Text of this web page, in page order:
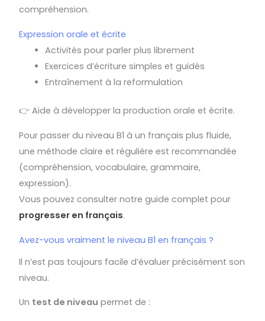
compréhension.
Expression orale et écrite
Activités pour parler plus librement
Exercices d’écriture simples et guidés
Entraînement à la reformulation
👉 Aide à développer la production orale et écrite.
Pour passer du niveau B1 à un français plus fluide,
une méthode claire et régulière est recommandée
(compréhension, vocabulaire, grammaire,
expression).
Vous pouvez consulter notre guide complet pour
progresser en français.
Avez-vous vraiment le niveau B1 en français ?
Il n’est pas toujours facile d’évaluer précisément son
niveau.
Un test de niveau permet de :